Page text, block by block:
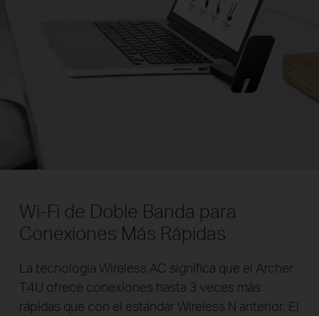
Wi-Fi de Doble Banda para
Conexiones Más Rápidas
La tecnología Wireless AC significa que el Archer
T4U ofrece conexiones hasta 3 veces más
rápidas que con el estándar Wireless N anterior. El